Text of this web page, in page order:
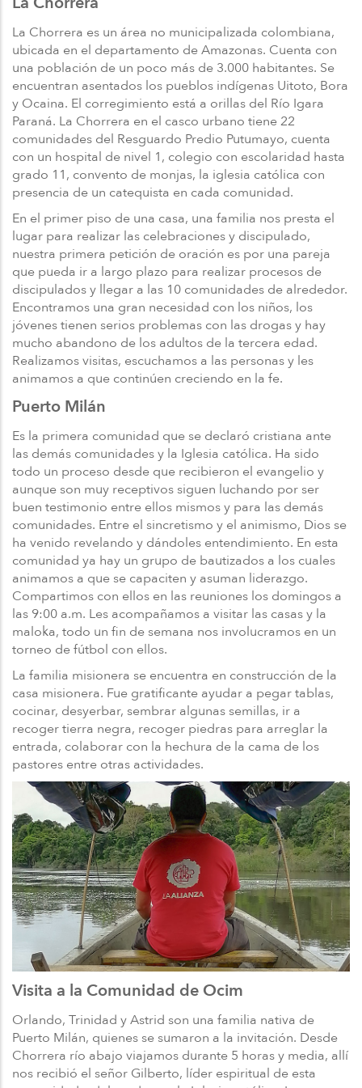
La Chorrera es un área no municipalizada colombiana,
ubicada en el departamento de Amazonas. Cuenta con
una población de un poco más de 3.000 habitantes. Se
encuentran asentados los pueblos indígenas Uitoto, Bora
y Ocaina. El corregimiento está a orillas del Río Igara
Paraná. La Chorrera en el casco urbano tiene 22
comunidades del Resguardo Predio Putumayo, cuenta
con un hospital de nivel 1, colegio con escolaridad hasta
grado 11, convento de monjas, la iglesia católica con
presencia de un catequista en cada comunidad.
En el primer piso de una casa, una familia nos presta el
lugar para realizar las celebraciones y discipulado,
nuestra primera petición de oración es por una pareja
que pueda ir a largo plazo para realizar procesos de
discipulados y llegar a las 10 comunidades de alrededor.
Encontramos una gran necesidad con los niños, los
jóvenes tienen serios problemas con las drogas y hay
mucho abandono de los adultos de la tercera edad.
Realizamos visitas, escuchamos a las personas y les
animamos a que continúen creciendo en la fe.
Puerto Milán
Es la primera comunidad que se declaró cristiana ante
las demás comunidades y la Iglesia católica. Ha sido
todo un proceso desde que recibieron el evangelio y
aunque son muy receptivos siguen luchando por ser
buen testimonio entre ellos mismos y para las demás
comunidades. Entre el sincretismo y el animismo, Dios se
ha venido revelando y dándoles entendimiento. En esta
comunidad ya hay un grupo de bautizados a los cuales
animamos a que se capaciten y asuman liderazgo.
Compartimos con ellos en las reuniones los domingos a
las 9:00 a.m. Les acompañamos a visitar las casas y la
maloka, todo un fin de semana nos involucramos en un
torneo de fútbol con ellos.
La familia misionera se encuentra en construcción de la
casa misionera. Fue gratificante ayudar a pegar tablas,
cocinar, desyerbar, sembrar algunas semillas, ir a
recoger tierra negra, recoger piedras para arreglar la
entrada, colaborar con la hechura de la cama de los
pastores entre otras actividades.
Visita a la Comunidad de Ocim
Orlando, Trinidad y Astrid son una familia nativa de
Puerto Milán, quienes se sumaron a la invitación. Desde
Chorrera río abajo viajamos durante 5 horas y media, allí
nos recibió el señor Gilberto, líder espiritual de esta